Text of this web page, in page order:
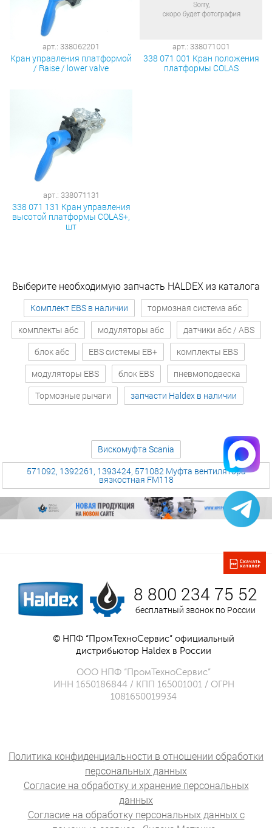
арт.: 338062201
Кран управления платформой
/ Raise / lower valve
арт.: 338071001
338 071 001 Кран положения
платформы COLAS
арт.: 338071131
338 071 131 Кран управления
высотой платформы COLAS+,
шт
Выберите необходимую запчасть HALDEX из каталога
Комплект EBS в наличии
тормозная система абс
комплекты абс
модуляторы абс
датчики абс / ABS
блок абс
EBS системы EB+
комплекты EBS
модуляторы EBS
блок EBS
пневмоподвеска
Тормозные рычаги
запчасти Haldex в наличии
Вискомуфта Scania
571092, 1392261, 1393424, 571082 Муфта вентилятора
вязкостная FM118
8 800 234 75 52
бесплатный звонок по России
© НПФ “ПромТехноСервис” официальный
дистрибьютор Haldex в России
ООО НПФ “ПромТехноСервис”
ИНН 1650186844 / КПП 165001001 / ОГРН
1081650019934
Политика конфиденциальности в отношении обработки
персональных данных
Согласие на обработку и хранение персональных
данных
Согласие на обработку персональных данных с